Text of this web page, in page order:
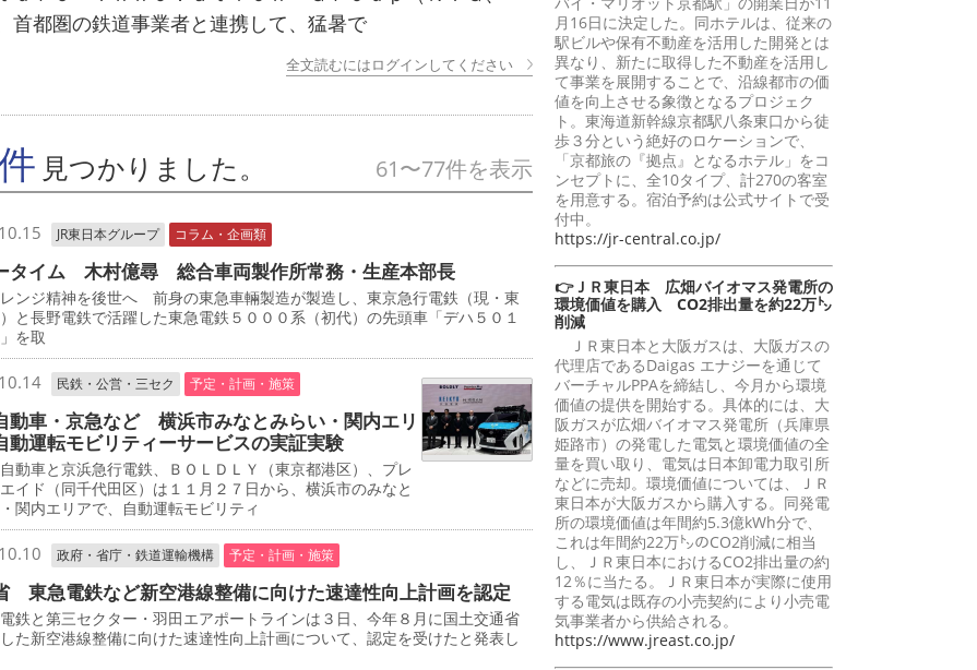
首都圏の鉄道事業者と連携して、猛暑で
全文読むにはログインしてください
見つかりました。 61〜77件を表示
JR東日本グループ コラム・企画類
タイム 木村億尋 総合車両製作所常務・生産本部長
ンジ精神を後世へ 前身の東急車輛製造が製造し、東京急行電鉄（現・東
と長野電鉄で活躍した東急電鉄５０００系（初代）の先頭車「デハ５０１
を取
民鉄・公営・三セク 予定・計画・施策
動車・京急など 横浜市みなとみらい・関内エリ
動運転モビリティーサービスの実証実験
動車と京浜急行電鉄、ＢＯＬＤＬＹ（東京都港区）、プレ
イド（同千代田区）は１１月２７日から、横浜市のみなと
関内エリアで、自動運転モビリティ
政府・省庁・鉄道運輸機構 予定・計画・施策
東急電鉄など新空港線整備に向けた速達性向上計画を認定
鉄と第三セクター・羽田エアポートラインは３日、今年８月に国土交通省
た新空港線整備に向けた速達性向上計画について、認定を受けたと発表し
月16日に決定した。同ホテルは、従来の
駅ビルや保有不動産を活用した開発とは
異なり、新たに取得した不動産を活用し
て事業を展開することで、沿線都市の価
値を向上させる象徴となるプロジェク
ト。東海道新幹線京都駅八条東口から徒
歩３分という絶好のロケーションで、
「京都旅の『拠点』となるホテル」をコ
ンセプトに、全10タイプ、計270の客室
を用意する。宿泊予約は公式サイトで受
付中。
https://jr-central.co.jp/
👉ＪＲ東日本 広畑バイオマス発電所の
環境価値を購入 CO2排出量を約22万㌧
削減
ＪＲ東日本と大阪ガスは、大阪ガスの
代理店であるDaigas エナジーを通じて
バーチャルPPAを締結し、今月から環境
価値の提供を開始する。具体的には、大
阪ガスが広畑バイオマス発電所（兵庫県
姫路市）の発電した電気と環境価値の全
量を買い取り、電気は日本卸電力取引所
などに売却。環境価値については、ＪＲ
東日本が大阪ガスから購入する。同発電
所の環境価値は年間約5.3億kWh分で、
これは年間約22万㌧のCO2削減に相当
し、ＪＲ東日本におけるCO2排出量の約
12％に当たる。ＪＲ東日本が実際に使用
する電気は既存の小売契約により小売電
気事業者から供給される。
https://www.jreast.co.jp/